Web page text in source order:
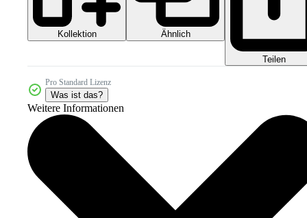
Kollektion Ähnlich
Teilen
Pro Standard Lizenz
Was ist das?
Weitere Informationen